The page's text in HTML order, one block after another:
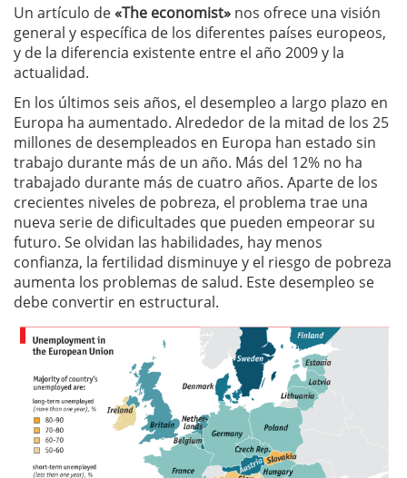
Un artículo de«The economist» nos ofrece una visión
general y específica de los diferentes países europeos,
y de la diferencia existente entre el año 2009 y la
actualidad.
En los últimos seis años, el desempleo a largo plazo en
Europa ha aumentado. Alrededor de la mitad de los 25
millones de desempleados en Europa han estado sin
trabajo durante más de un año. Más del 12% no ha
trabajado durante más de cuatro años. Aparte de los
crecientes niveles de pobreza, el problema trae una
nueva serie de dificultades que pueden empeorar su
futuro. Se olvidan las habilidades, hay menos
confianza, la fertilidad disminuye y el riesgo de pobreza
aumenta los problemas de salud. Este desempleo se
debe convertir en estructural.